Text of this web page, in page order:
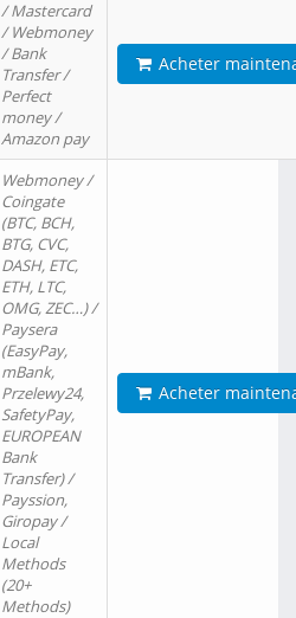
/ Mastercard
/ Webmoney
/ Bank
Transfer /
Perfect
money /
Amazon pay
Acheter
Webmoney /
Coingate
(BTC, BCH,
BTG, CVC,
DASH, ETC,
ETH, LTC,
OMG, ZEC…) /
Paysera
(EasyPay,
mBank,
Przelewy24,
SafetyPay,
EUROPEAN
Bank
Transfer) /
Payssion,
Giropay /
Local
Methods
(20+
Methods)
Acheter